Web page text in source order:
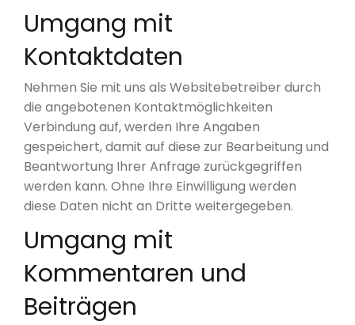
Umgang mit
Kontaktdaten
Nehmen Sie mit uns als Websitebetreiber durch
die angebotenen Kontaktmöglichkeiten
Verbindung auf, werden Ihre Angaben
gespeichert, damit auf diese zur Bearbeitung und
Beantwortung Ihrer Anfrage zurückgegriffen
werden kann. Ohne Ihre Einwilligung werden
diese Daten nicht an Dritte weitergegeben.
Umgang mit
Kommentaren und
Beiträgen